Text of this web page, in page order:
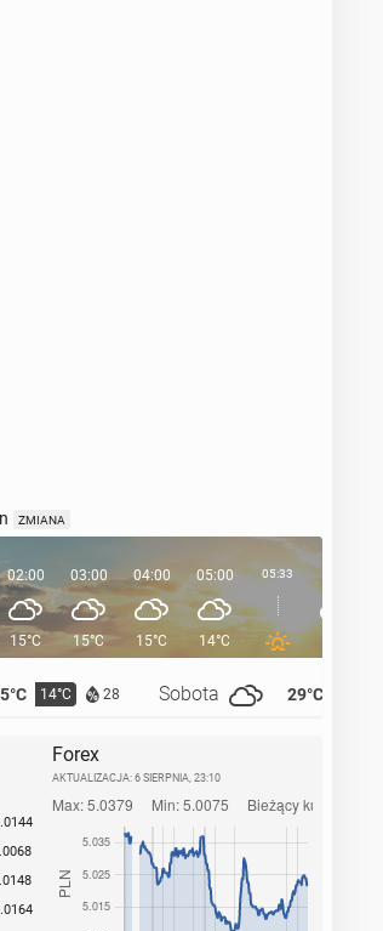
ZMIANA
14°C 28 Sobota 29°C
02:00
15°C
03:00
15°C
04:00
15°C
05:00
14°C
05:33 06:00
Forex
AKTUALIZACJA: 6 SIERPNIA, 23:10